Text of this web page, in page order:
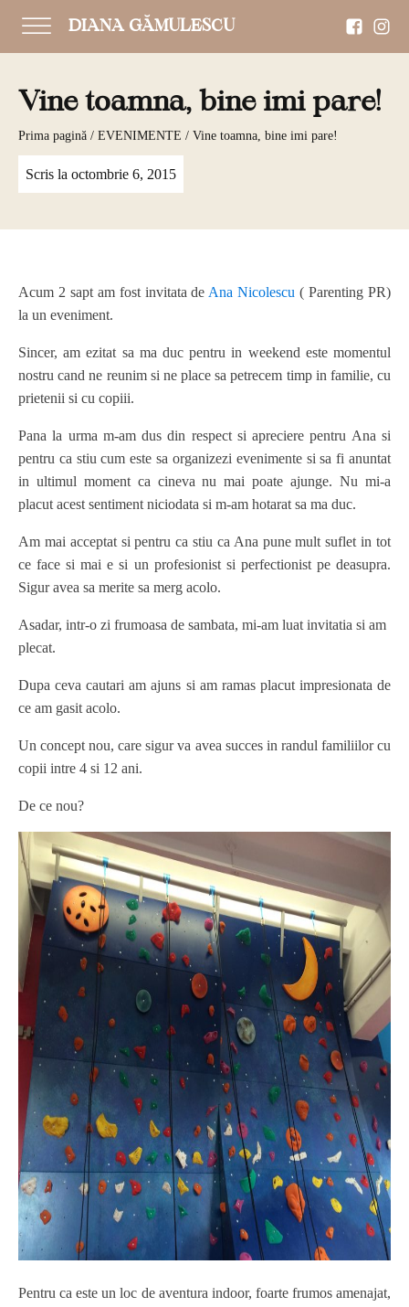
DIANA GĂMULESCU
Vine toamna, bine imi pare!
Prima pagină / EVENIMENTE / Vine toamna, bine imi pare!
Scris la octombrie 6, 2015
Acum 2 sapt am fost invitata de Ana Nicolescu( Parenting PR)
la un eveniment.
Sincer, am ezitat sa ma duc pentru in weekend este momentul
nostru cand ne reunim si ne place sa petrecem timp in familie, cu
prietenii si cu copiii.
Pana la urma m-am dus din respect si apreciere pentru Ana si
pentru ca stiu cum este sa organizezi evenimente si sa fi anuntat
in ultimul moment ca cineva nu mai poate ajunge. Nu mi-a
placut acest sentiment niciodata si m-am hotarat sa ma duc.
Am mai acceptat si pentru ca stiu ca Ana pune mult suflet in tot
ce face si mai e si un profesionist si perfectionist pe deasupra.
Sigur avea sa merite sa merg acolo.
Asadar, intr-o zi frumoasa de sambata, mi-am luat invitatia si am
plecat.
Dupa ceva cautari am ajuns si am ramas placut impresionata de
ce am gasit acolo.
Un concept nou, care sigur va avea succes in randul familiilor cu
copii intre 4 si 12 ani.
De ce nou?
Pentru ca este un loc de aventura indoor, foarte frumos amenajat,